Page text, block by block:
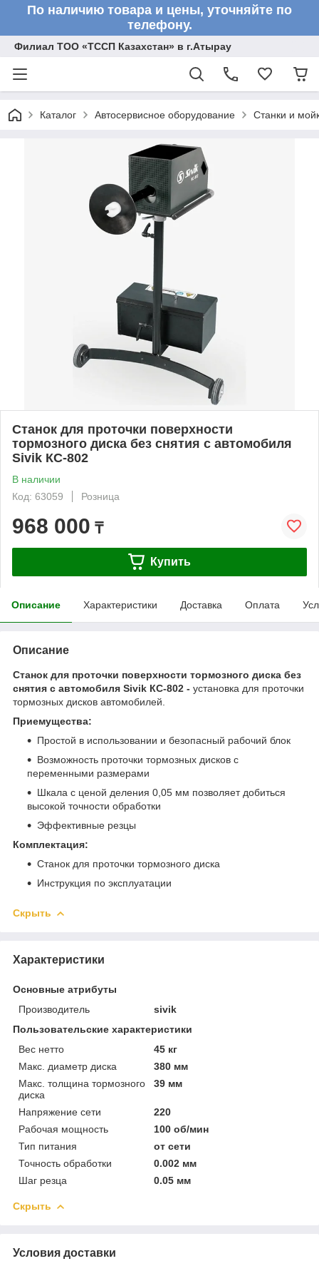
По наличию товара и цены, уточняйте по
телефону.
Филиал ТОО «ТССП Казахстан» в г.Атырау
Каталог Автосервисное оборудование Станки и
Станок для проточки поверхности
тормозного диска без снятия с автомобиля
Sivik КС-802
В наличии
Код: 63059
Розница
968 000 ₸
Купить
Описание Характеристики Доставка Оплата
Описание
Станок для проточки поверхности тормозного диска без
снятия с автомобиля Sivik КС-802 - установка для проточки
тормозных дисков автомобилей.
Приемущества:
Простой в использовании и безопасный рабочий блок
Возможность проточки тормозных дисков с
переменными размерами
Шкала с ценой деления 0,05 мм позволяет добиться
высокой точности обработки
Эффективные резцы
Комплектация:
Станок для проточки тормозного диска
Инструкция по эксплуатации
Скрыть
Характеристики
Основные атрибуты
Производитель
sivik
Пользовательские характеристики
Вес нетто
45 кг
Макс. диаметр диска
380 мм
Макс. толщина тормозного
диска
39 мм
Напряжение сети
220
Рабочая мощность
100 об/мин
Тип питания
от сети
Точность обработки
0.002 мм
Шаг резца
0.05 мм
Скрыть
Условия доставки